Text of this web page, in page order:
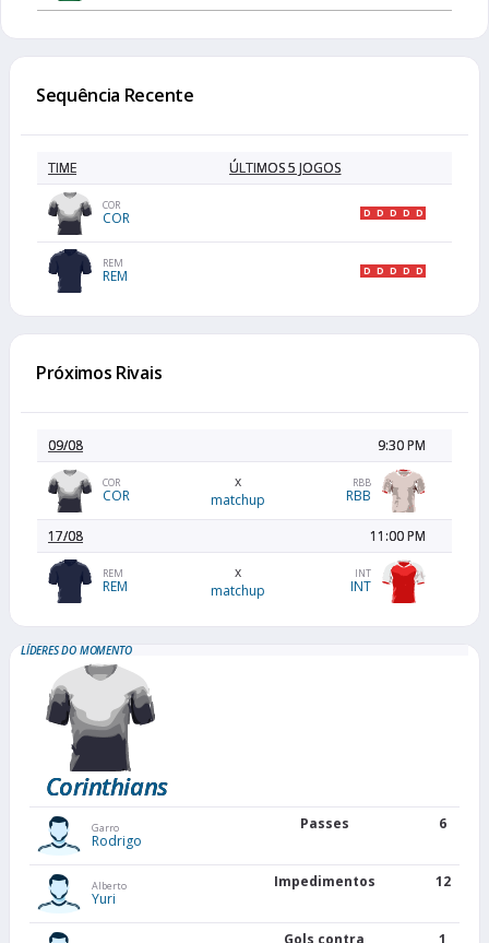
Sequência Recente
TIME ÚLTIMOS 5 JOGOS
COR
COR D D D D D
REM
REM D D D D D
Próximos Rivais
09/08 9:30 PM
COR
COR
x
matchup
RBB
RBB
17/08 11:00 PM
REM
REM
x
matchup
INT
INT
LÍDERES DO MOMENTO
Corinthians
Garro
Rodrigo
Passes 6
Alberto
Yuri
Impedimentos 12
Gols contra 1